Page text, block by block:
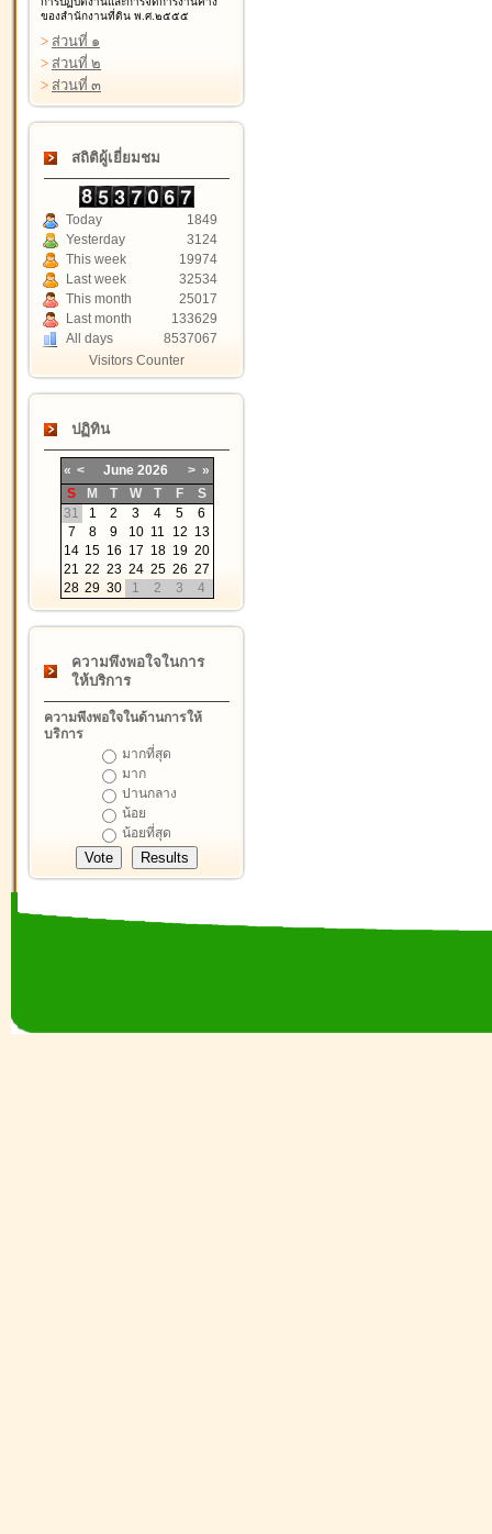
ของสำนักงานที่ดิน พ.ศ.๒๕๕๕
> ส่วนที่ ๑
> ส่วนที่ ๒
> ส่วนที่ ๓
สถิติผู้เยี่ยมชม
Today
1849
Yesterday
3124
This week
19974
Last week
32534
This month
25017
Last month
133629
All days
8537067
Visitors Counter
ปฏิทิน
« < June 2026 > »
S
M T W T F
S
31
1 2 3 4 5
6
7
8 9 10 11 12 13
14 15 16 17 18 19 20
21 22 23 24 25 26 27
28 29 30 1 2 3 4
ความพึงพอใจในการ
ให้บริการ
ความพึงพอใจในด้านการให้
บริการ
มากที่สุด
มาก
ปานกลาง
น้อย
น้อยที่สุด